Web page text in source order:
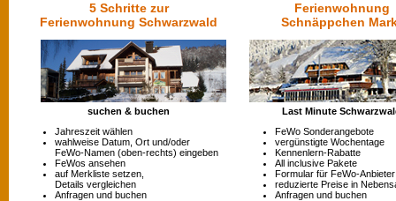
5 Schritte zur
Ferienwohnung Schwarzwald
Ferienwohnung
Schnäppchen
suchen & buchen
Jahreszeit wählen
wahlweise Datum, Ort und/oder
FeWo-Namen (oben-rechts) eingeben
FeWos ansehen
auf Merkliste setzen,
Details vergleichen
Anfragen und buchen
Last Minute
FeWo Sonderangebote
vergünstigte Wochentage
Kennenlern-Rabatte
All inclusive Pakete
Formular für FeWo-Anbieter
reduzierte Preise in
Anfragen und buchen